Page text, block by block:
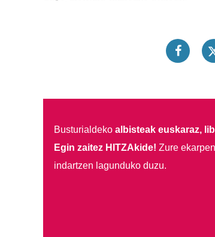
Busturialdeko albisteak euskaraz,
Egin zaitez HITZAkide! Zure
indartzen lagunduko duzu.